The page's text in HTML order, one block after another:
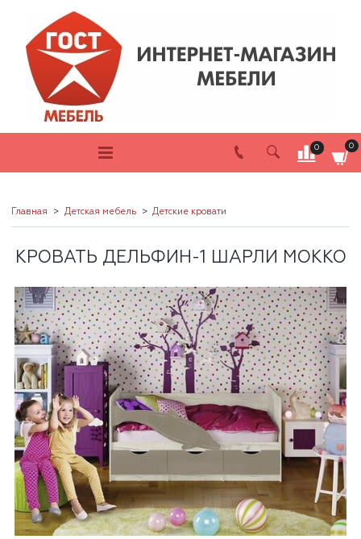
0 0
Главная Детская мебель Детские кровати
КРОВАТЬ ДЕЛЬФИН-1 ШАРЛИ МОККО